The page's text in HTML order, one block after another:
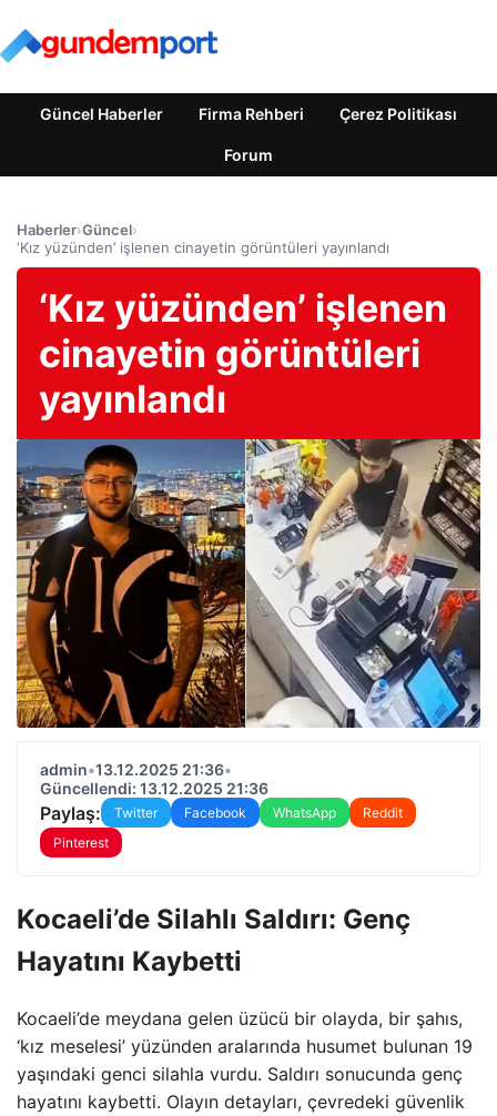
Güncel Haberler Firma Rehberi Çerez Politikası
Forum
Haberler›Güncel›
‘Kız yüzünden’ işlenen cinayetin görüntüleri yayınlandı
‘Kız yüzünden’ işlenen
cinayetin görüntüleri
yayınlandı
admin•13.12.2025 21:36•
Güncellendi: 13.12.2025 21:36
Paylaş: Twitter Facebook WhatsApp
Reddit
Pinterest
Kocaeli’de Silahlı Saldırı: Genç
Hayatını Kaybetti
Kocaeli’de meydana gelen üzücü bir olayda, bir şahıs,
‘kız meselesi’ yüzünden aralarında husumet bulunan 19
yaşındaki genci silahla vurdu. Saldırı sonucunda genç
hayatını kaybetti. Olayın detayları, çevredeki güvenlik